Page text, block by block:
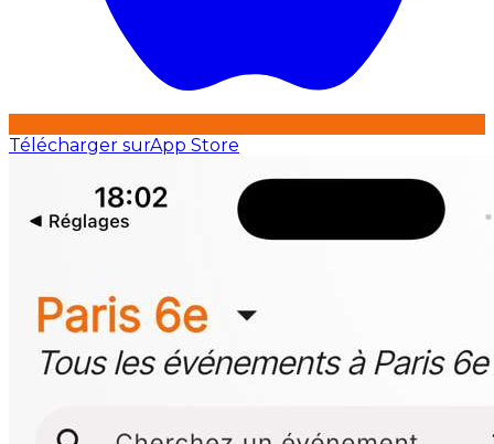
Télécharger surApp Store